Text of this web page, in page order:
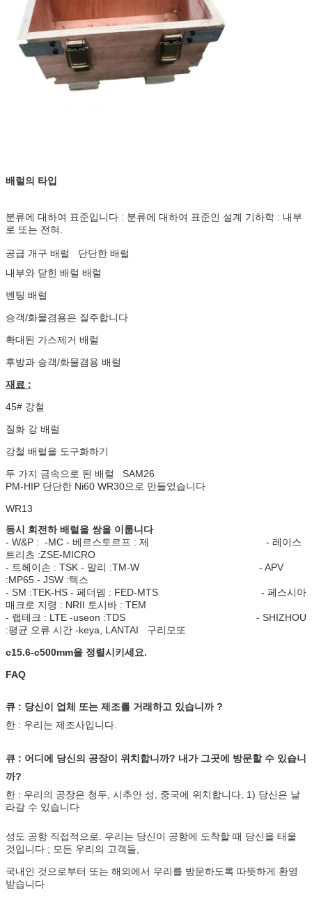
배럴의 타입
분류에 대하여 표준입니다 : 분류에 대하여 표준인 설계 기하학 : 내부
로 또는 전혀.
공급 개구 배럴 단단한 배럴
내부와 닫힌 배럴 배럴
벤팅 배럴
승객/화물겸용은 질주합니다
확대된 가스제거 배럴
후방과 승객/화물겸용 배럴
재료 :
45# 강철
질화 강 배럴
강철 배럴을 도구화하기
두 가지 금속으로 된 배럴 SAM26
PM-HIP 단단한 Ni60 WR30으로 만들었습니다
WR13
동시 회전하 배럴을 쌍을 이룹니다
- W&P : -MC - 베르스토르프 : 제 - 레이스
트리츠 :ZSE-MICRO
- 트헤이손 : TSK - 말리 :TM-W - APV
:MP65 - JSW :텍스
- SM :TEK-HS - 페더뎀 : FED-MTS - 페스시아
매크로 지령 : NRII 토시바 : TEM
- 랩테크 : LTE -useon :TDS - SHIZHOU
:평균 오류 시간 -keya, LANTAI 구리모또
c15.6-c500mm을 정렬시키세요.
FAQ
큐 : 당신이 업체 또는 제조를 거래하고 있습니까 ?
한 : 우리는 제조사입니다.
큐 : 어디에 당신의 공장이 위치합니까? 내가 그곳에 방문할 수 있습니
까?
한 : 우리의 공장은 청두, 시추안 성, 중국에 위치합니다, 1) 당신은 날
라갈 수 있습니다
성도 공항 직접적으로. 우리는 당신이 공항에 도착할 때 당신을 태울
것입니다 ; 모든 우리의 고객들,
국내인 것으로부터 또는 해외에서 우리를 방문하도록 따뜻하게 환영
받습니다